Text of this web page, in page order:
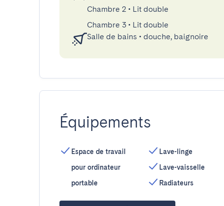
Chambre 2 • Lit double
Chambre 3 • Lit double
Salle de bains • douche, baignoire
Équipements
Espace de travail
pour ordinateur
portable
Lave-linge
Lave-vaisselle
Radiateurs